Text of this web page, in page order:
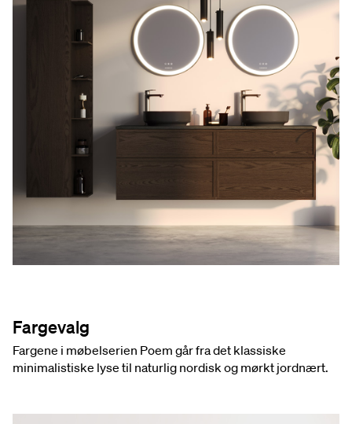
Fargevalg
Fargene i møbelserien Poem går fra det klassiske
minimalistiske lyse til naturlig nordisk og mørkt jordnært.